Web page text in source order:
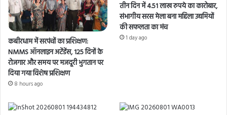
कबीरधाम में सरपंचों का प्रशिक्षण:
NMMS ऑनलाइन अटेंडेंस, 125 दिनों के
रोजगार और समय पर मजदूरी भुगतान पर
दिया गया विशेष प्रशिक्षण
8 hours ago
तीन दिन में 4.51 लाख रुपये का कारोबार,
संभागीय सरस मेला बना महिला उद्यमियों
की सफलता का मंच
1 day ago